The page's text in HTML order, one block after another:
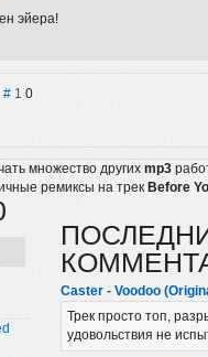
эйера!
1 0
множество других mp3
ремиксы на трек Before
Caster - Voodoo
Трек просто топ,
удовольствия не